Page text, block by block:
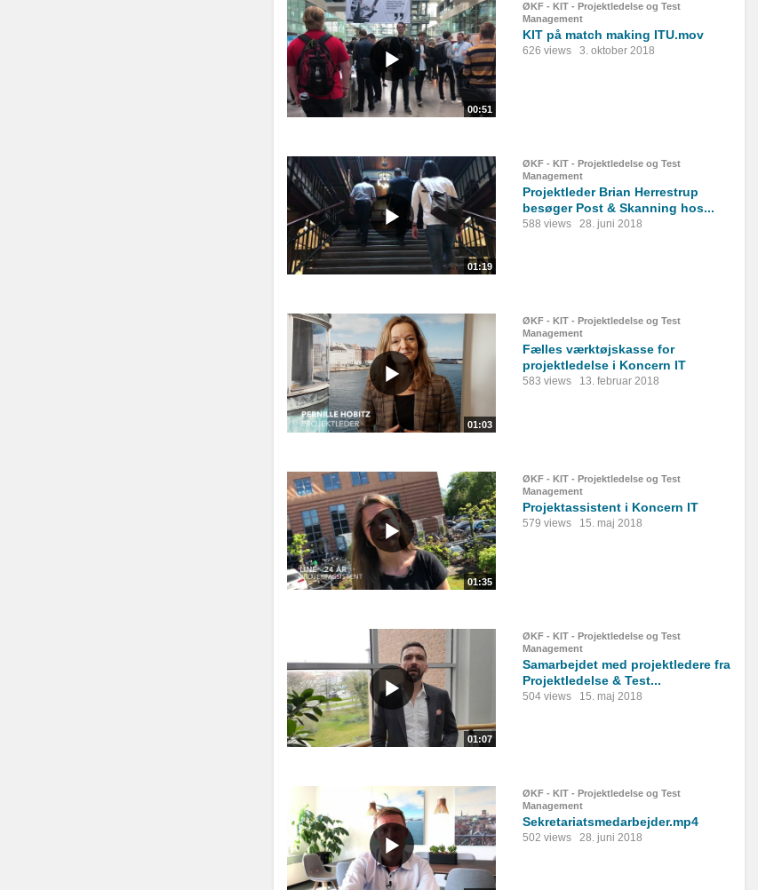
00:51
ØKF - KIT - Projektledelse og Test
Management
KIT på match making ITU.mov
626 views 3. oktober 2018
01:19
ØKF - KIT - Projektledelse og Test
Management
Projektleder Brian Herrestrup
besøger Post & Skanning hos...
588 views 28. juni 2018
01:03
ØKF - KIT - Projektledelse og Test
Management
Fælles værktøjskasse for
projektledelse i Koncern IT
583 views 13. februar 2018
01:35
ØKF - KIT - Projektledelse og Test
Management
Projektassistent i Koncern IT
579 views 15. maj 2018
01:07
ØKF - KIT - Projektledelse og Test
Management
Samarbejdet med projektledere fra
Projektledelse & Test...
504 views 15. maj 2018
ØKF - KIT - Projektledelse og Test
Management
Sekretariatsmedarbejder.mp4
502 views 28. juni 2018